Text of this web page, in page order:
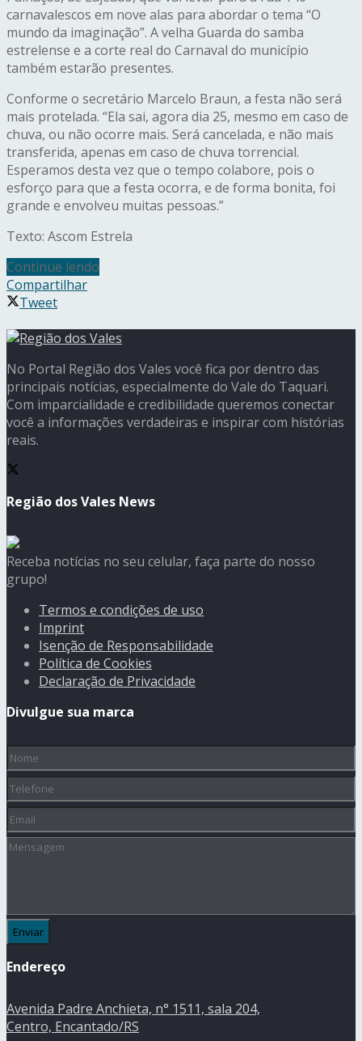
carnavalescos em nove alas para abordar o tema “O
mundo da imaginação”. A velha Guarda do samba
estrelense e a corte real do Carnaval do município
também estarão presentes.
Conforme o secretário Marcelo Braun, a festa não será
mais protelada. “Ela sai, agora dia 25, mesmo em caso de
chuva, ou não ocorre mais. Será cancelada, e não mais
transferida, apenas em caso de chuva torrencial.
Esperamos desta vez que o tempo colabore, pois o
esforço para que a festa ocorra, e de forma bonita, foi
grande e envolveu muitas pessoas.”
Texto: Ascom Estrela
Continue lendo
Compartilhar
Tweet
No Portal Região dos Vales você fica por dentro das
principais notícias, especialmente do Vale do Taquari.
Com imparcialidade e credibilidade queremos conectar
você a informações verdadeiras e inspirar com histórias
reais.
Região dos Vales News
Receba notícias no seu celular, faça parte do nosso
grupo!
Termos e condições de uso
Imprint
Isenção de Responsabilidade
Política de Cookies
Declaração de Privacidade
Divulgue sua marca
Nome
Telefone
Email
Mensagem
Endereço
Avenida Padre Anchieta, n° 1511, sala 204,
Centro, Encantado/RS